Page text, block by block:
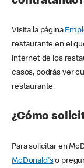
Visita la página
restaurante en el
internet de los
casos, podrás ver
restaurante.
¿Cómo
Para solicitar en
McDonald'so